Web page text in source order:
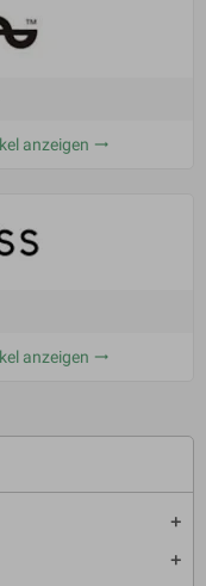
add
add
anzeigen trending_flat
anzeigen trending_flat